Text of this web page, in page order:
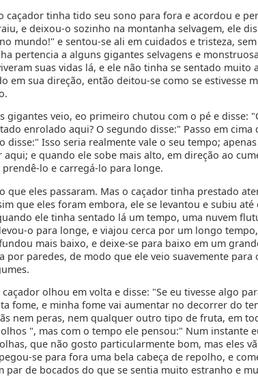
caçador tinha tido seu sono para fora e acordou e
e deixou-o sozinho na montanha selvagem, ele
mundo!" e sentou-se ali em cuidados e tristeza,
pertencia a alguns gigantes selvagens e
suas vidas lá, e ele não tinha se sentado muito
em sua direção, então deitou-se como se estivesse
gigantes veio, eo primeiro chutou com o pé e disse:
enrolado aqui? O segundo disse:" Passo em cima
disse:" Isso seria realmente vale o seu tempo;
aqui; e quando ele sobe mais alto, em direção ao
prendê-lo e carregá-lo para longe.
que eles passaram. Mas o caçador tinha prestado
que eles foram embora, ele se levantou e subiu até
ele tinha sentado lá um tempo, uma nuvem
o para longe, e viajou cerca por um longo
mais baixo, e deixe-se para baixo em um
por paredes, de modo que ele veio suavemente para
olhou em volta e disse: "Se eu tivesse algo
fome, e minha fome vai aumentar no decorrer do
nem peras, nem qualquer outro tipo de fruta, em
", mas com o tempo ele pensou:" Num instante
que não gosto particularmente bom, mas eles
se para fora uma bela cabeça de repolho, e
par de bocados do que se sentia muito estranho e